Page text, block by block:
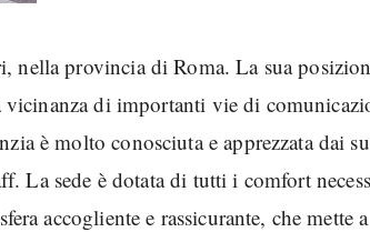
nella provincia di Roma. La sua
di importanti vie di
è molto conosciuta e apprezzata dai
La sede è dotata di tutti i comfort
accogliente e rassicurante, che mette a